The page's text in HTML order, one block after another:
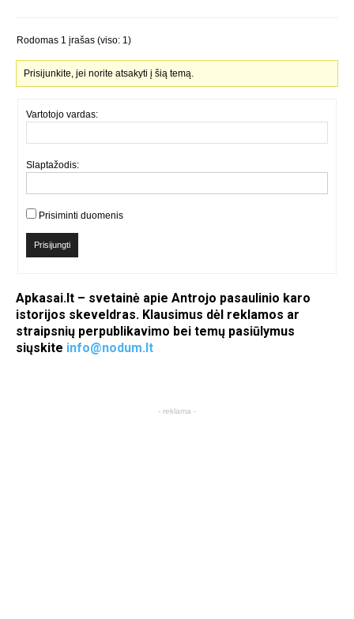
Rodomas 1 įrašas (viso: 1)
Prisijunkite, jei norite atsakyti į šią temą.
Vartotojo vardas:
Slaptažodis:
Prisiminti duomenis
Prisijungti
Apkasai.lt – svetainė apie Antrojo pasaulinio karo
istorijos skeveldras. Klausimus dėl reklamos ar
straipsnių perpublikavimo bei temų pasiūlymus
siųskite info@nodum.lt
- reklama -